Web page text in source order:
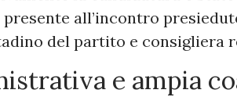
all’incontro
del partito e consigliera
e ampia